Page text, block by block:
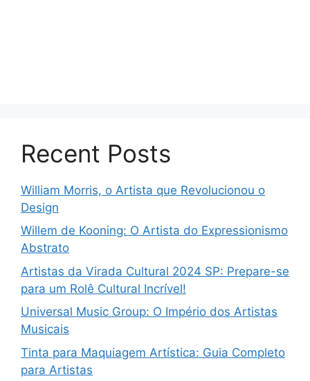
Recent Posts
William Morris, o Artista que Revolucionou o
Design
Willem de Kooning: O Artista do Expressionismo
Abstrato
Artistas da Virada Cultural 2024 SP: Prepare-se
para um Rolê Cultural Incrível!
Universal Music Group: O Império dos Artistas
Musicais
Tinta para Maquiagem Artística: Guia Completo
para Artistas